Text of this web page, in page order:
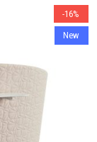
-16%
New